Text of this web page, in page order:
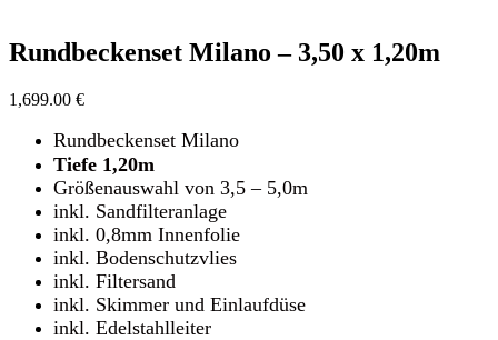
Rundbeckenset Milano – 3,50 x 1,20m
1,699.00 €
Rundbeckenset Milano
Tiefe 1,20m
Größenauswahl von 3,5 – 5,0m
inkl. Sandfilteranlage
inkl. 0,8mm Innenfolie
inkl. Bodenschutzvlies
inkl. Filtersand
inkl. Skimmer und Einlaufdüse
inkl. Edelstahlleiter